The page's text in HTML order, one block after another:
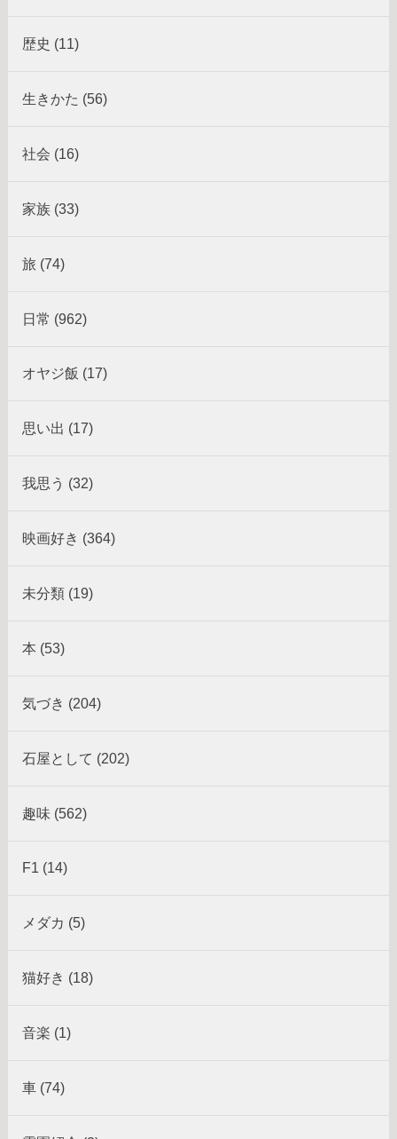
歴史 (11)
生きかた (56)
社会 (16)
家族 (33)
旅 (74)
日常 (962)
オヤジ飯 (17)
思い出 (17)
我思う (32)
映画好き (364)
未分類 (19)
本 (53)
気づき (204)
石屋として (202)
趣味 (562)
F1 (14)
メダカ (5)
猫好き (18)
音楽 (1)
車 (74)